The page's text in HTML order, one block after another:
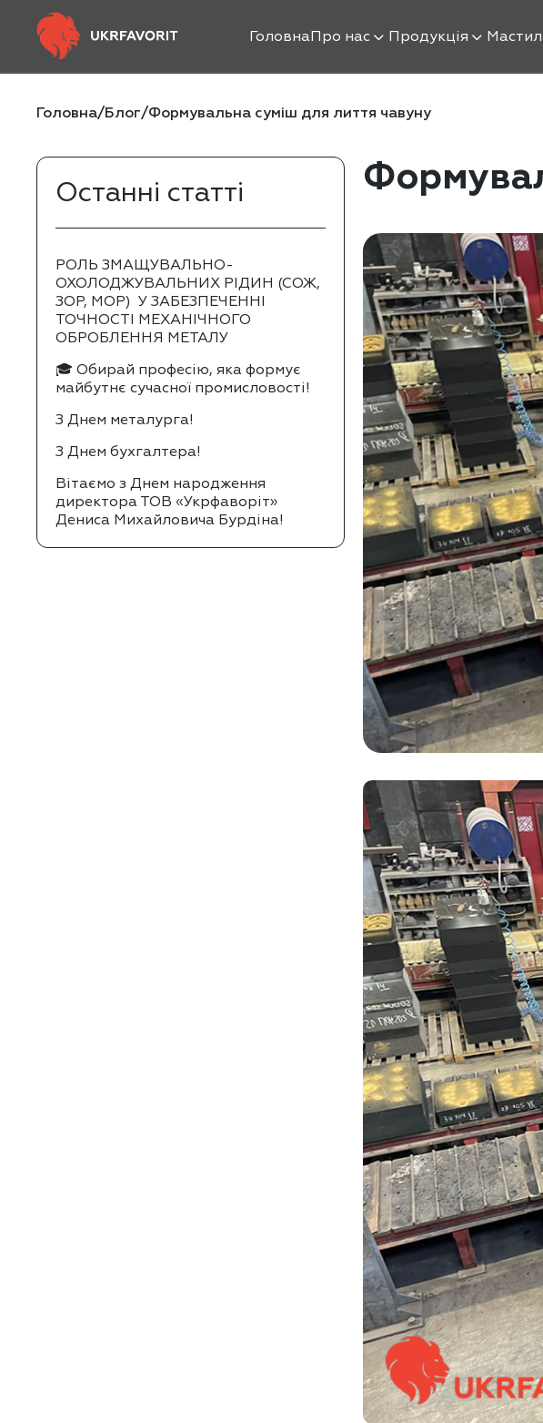
ГоловнаПро нас Продукція
Головна/Блог/Формувальна суміш для лиття чавуну
Останні статті
РОЛЬ ЗМАЩУВАЛЬНО-
ОХОЛОДЖУВАЛЬНИХ РІДИН (СОЖ,
ЗОР, МОР) У ЗАБЕЗПЕЧЕННІ
ТОЧНОСТІ МЕХАНІЧНОГО
ОБРОБЛЕННЯ МЕТАЛУ
🎓 Обирай професію, яка формує
майбутнє сучасної промисловості!
З Днем металурга!
З Днем бухгалтера!
Вітаємо з Днем народження
директора ТОВ «Укрфаворіт»
Дениса Михайловича Бурдіна!